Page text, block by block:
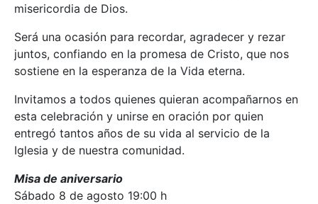
misericordia de Dios.
Será una ocasión para recordar, agradecer y rezar
juntos, confiando en la promesa de Cristo, que nos
sostiene en la esperanza de la Vida eterna.
Invitamos a todos quienes quieran acompañarnos en
esta celebración y unirse en oración por quien
entregó tantos años de su vida al servicio de la
Iglesia y de nuestra comunidad.
Misa de aniversario
Sábado 8 de agosto 19:00 h